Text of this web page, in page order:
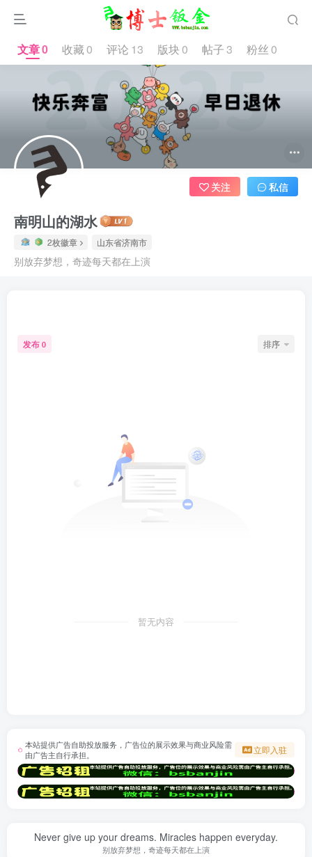
2.3W+
南明山的湖水
2枚徽章 山东省济南市
别放弃梦想，奇迹每天都在上演
关注 私信
文章0 收藏 0 评论 13 版块 0 帖子 3 粉丝 0
发布 0 排序
暂无内容
本站提供广告自助投放服务，广告位的展示效果与商业风险需
由广告主自行承担。
立即入驻
Never give up your dreams. Miracles happen everyday.
别放弃梦想，奇迹每天都在上演